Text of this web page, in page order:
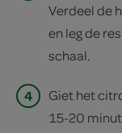
Verdeel de
en leg de
schaal.
4
Giet het
15-20